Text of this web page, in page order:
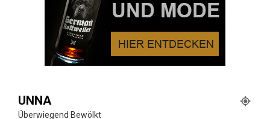
UNNA
Überwiegend Bewölkt